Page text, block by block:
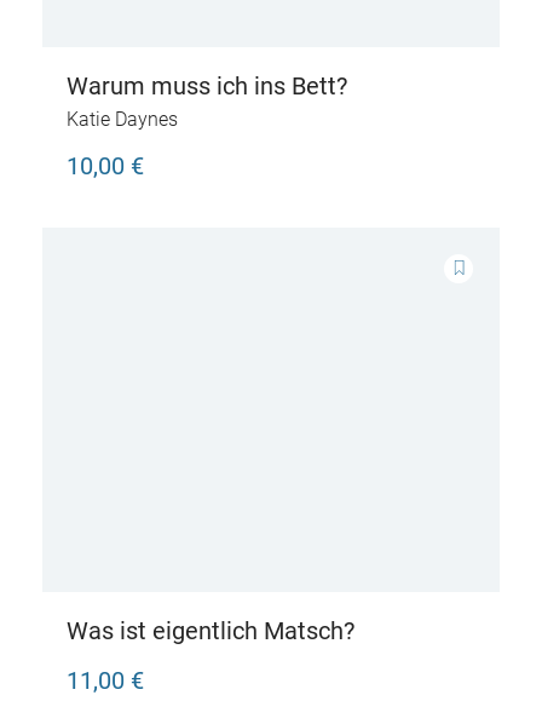
Warum muss ich ins Bett?
Katie Daynes
10,00 €
Was ist eigentlich Matsch?
11,00 €